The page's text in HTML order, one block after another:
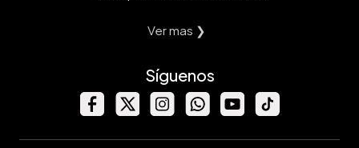
Ver mas ❯
Síguenos